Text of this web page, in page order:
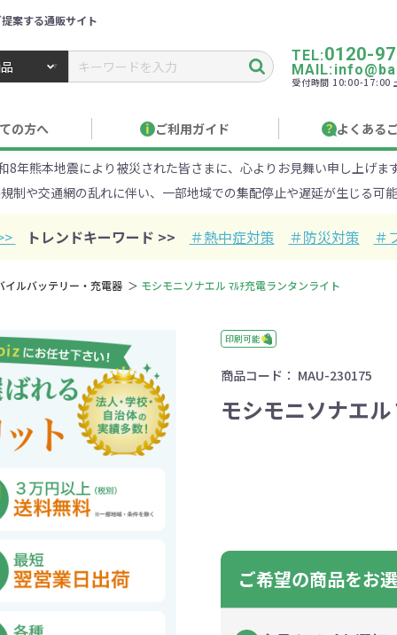
案する通販サイト
biz ／ 名入れ・販促品・記念品・オリジナルグッズ
ートバッグ
オーガニックコットン
バッグ
キャンバ
グ
デニムバッグ
グ サコッシュ
着・リュック 不織布巾着・リュック
ポリエス
ック
ニールポー
ポリエステルポーチ コットン
フラットポーチ
コインケース カードケ
カップ プラスチックマグカップ
ステンレス・
プ
タンブラー
ー
ル ペットボトルホルダー
記用具
ルペン
文具・ステーショナリー
ス
ッテリー・充
・ヘッドセッ
他
ズ
工具
トイレットペーパー ボックス
照明
円 101～150円
円 1001～2000円
以上
けバッグ 展示会向けノベルティ
トン 再生ＰＥＴ 再生樹脂
ーファイバー ジュート
ライスレ
社会貢献機能付き
レード 樹を・サンゴを植える
ル・粗品
えイベントセ
手作り・工作イベントセット 定番イベ
子系 文具・知育玩具系 イベント
ョン雑貨 エコ・アイデア雑貨 キッチ
シニア向け
しグッズ 防犯グッズ モバイル
和雑貨
ルティ特集 フルカラー印刷で訴求力UP 名入れ印刷
ルティ特集 秋のノベルティ特集
推進 環境保全 交通
・ポーチ 記
メーカー向け
レル 住宅・不動産
ィーラー 美容系サロン
の方へ ご利用ガイド
作成について のし・包装 名入
よくある
見積もりサポート お急ぎ在庫確認
TEL:0120-
受付時間 10:00-17:00
8年熊本地震により被災された皆さまに、心よりお見舞い申し上げます
制や交通網の乱れに伴い、一部地域での集配停止や遅延が生じる可能
トレンドキーワード >> ＃熱中症対策 ＃防災対策 ＃
イルバッテリー・充電器 モシモニソナエル ﾏﾙﾁ充電ランタンライト
印刷可能
商品コード： MAU-230175
モシモニソナエ
ご希望の商品をお